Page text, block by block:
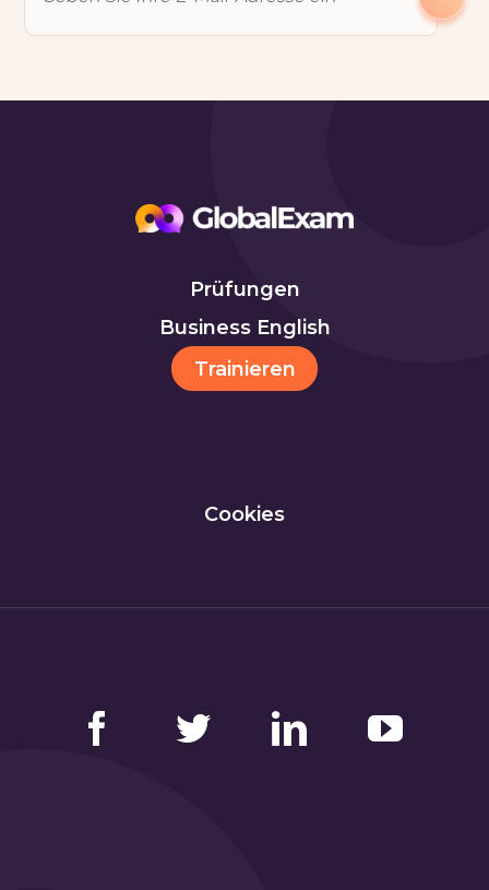
Prüfungen
Business English
Trainieren
Cookies